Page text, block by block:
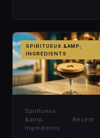
SPIRITUEUX &AMP;
INGRÉDIENTS
Spiritueux
&amp;
Ingrédients
Récent